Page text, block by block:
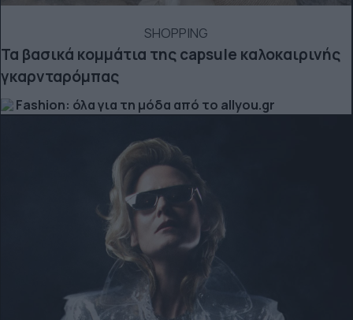
SHOPPING
Τα βασικά κομμάτια της capsule καλοκαιρινής
γκαρνταρόμπας
Fashion: όλα για τη μόδα από το allyou.gr